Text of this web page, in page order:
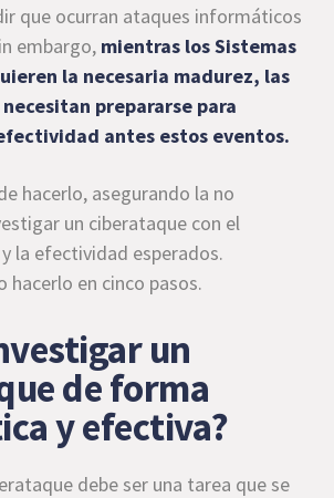
que ocurran ataques informáticos
embargo, mientras los Sistemas
la necesaria madurez, las
prepararse para
antes estos eventos.
hacerlo, asegurando la no
un ciberataque con el
la efectividad esperados.
hacerlo en cinco pasos.
un
de forma
y efectiva?
debe ser una tarea que se